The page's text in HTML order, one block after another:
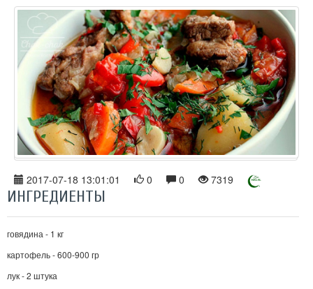
2017-07-18 13:01:01 0 0 7319
ИНГРЕДИЕНТЫ
говядина - 1 кг
картофель - 600-900 гр
лук - 2 штука